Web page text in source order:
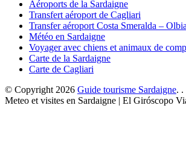
Aéroports de la Sardaigne
Transfert aéroport de Cagliari
Transfer aéroport Costa Smeralda – Olbia
Météo en Sardaigne
Voyager avec chiens et animaux de
Carte de la Sardaigne
Carte de Cagliari
© Copyright 2026 Guide tourisme Sardaigne. .
Meteo et visites en Sardaigne | El Giróscopo